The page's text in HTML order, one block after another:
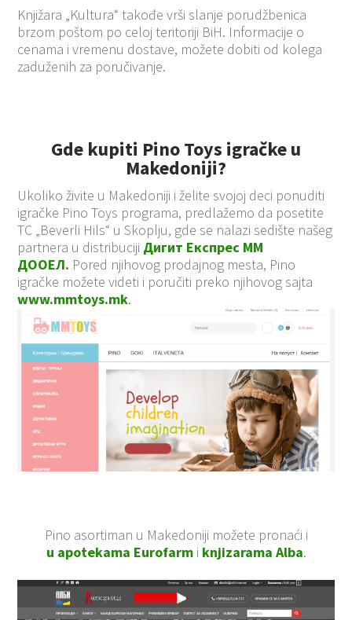
Knjižara „Kultura“ takođe vrši slanje porudžbenica
brzom poštom po celoj teritoriji BiH. Informacije o
cenama i vremenu dostave, možete dobiti od kolega
zaduženih za poručivanje.
Gde kupiti Pino Toys igračke u
Makedoniji?
Ukoliko živite u Makedoniji i želite svojoj deci ponuditi
igračke Pino Toys programa, predlažemo da posetite
TC „Beverli Hils“ u Skoplju, gde se nalazi sedište našeg
partnera u distribuciji Дигит Експрес ММ
ДООЕЛ. Pored njihovog prodajnog mesta, Pino
igračke možete videti i poručiti preko njihovog sajta
www.mmtoys.mk.
Pino asortiman u Makedoniji možete pronaći i
u apotekama Eurofarmi knjizarama Alba.